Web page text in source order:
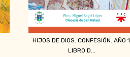
HIJOS DE DIOS. CONFESIÓN. AÑO 1.
LIBRO D...